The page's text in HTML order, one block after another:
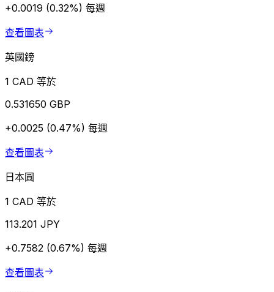
+0.0019 (0.32%) 每週
查看圖表
英國鎊
1 CAD 等於
0.531650 GBP
+0.0025 (0.47%) 每週
查看圖表
日本圓
1 CAD 等於
113.201 JPY
+0.7582 (0.67%) 每週
查看圖表